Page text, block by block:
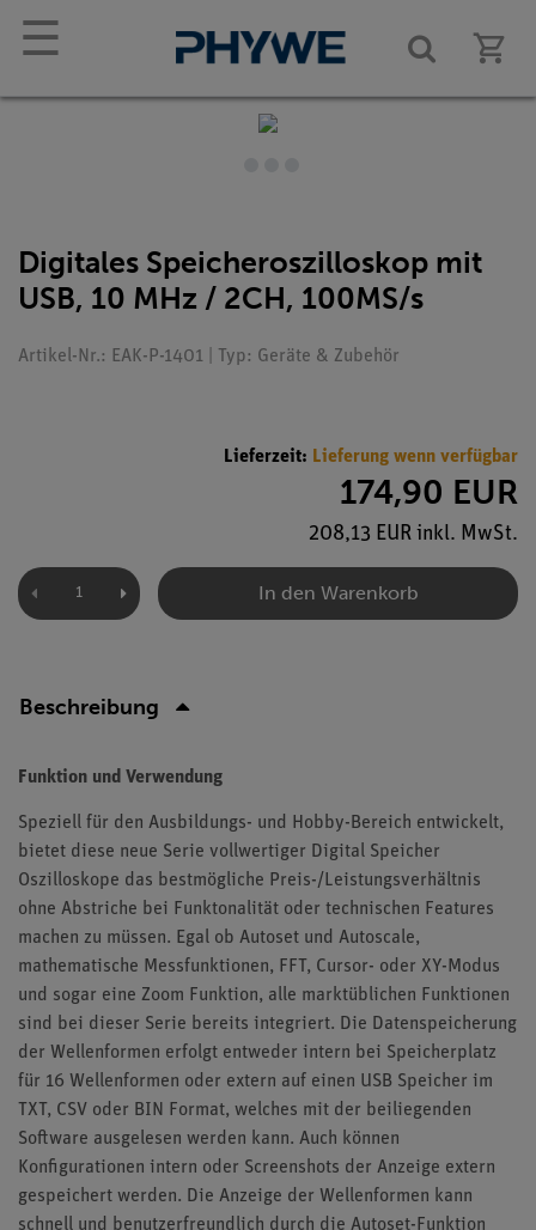
☰
Digitales Speicheroszilloskop mit
USB, 10 MHz / 2CH, 100MS/s
Artikel-Nr.: EAK-P-1401 | Typ: Geräte & Zubehör
Lieferzeit: Lieferung wenn verfügbar
174,90 EUR
208,13 EUR inkl. MwSt.
In den Warenkorb
Beschreibung
Funktion und Verwendung
Speziell für den Ausbildungs- und Hobby-Bereich entwickelt,
bietet diese neue Serie vollwertiger Digital Speicher
Oszilloskope das bestmögliche Preis-/Leistungsverhältnis
ohne Abstriche bei Funktonalität oder technischen Features
machen zu müssen. Egal ob Autoset und Autoscale,
mathematische Messfunktionen, FFT, Cursor- oder XY-Modus
und sogar eine Zoom Funktion, alle marktüblichen Funktionen
sind bei dieser Serie bereits integriert. Die Datenspeicherung
der Wellenformen erfolgt entweder intern bei Speicherplatz
für 16 Wellenformen oder extern auf einen USB Speicher im
TXT, CSV oder BIN Format, welches mit der beiliegenden
Software ausgelesen werden kann. Auch können
Konfigurationen intern oder Screenshots der Anzeige extern
gespeichert werden. Die Anzeige der Wellenformen kann
schnell und benutzerfreundlich durch die Autoset-Funktion